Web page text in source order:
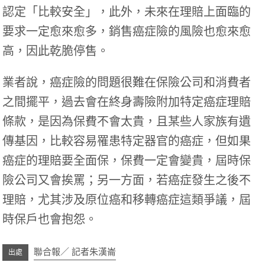
認定「比較安全」，此外，未來在理賠上面臨的
要求一定愈來愈多，銷售癌症險的風險也愈來愈
高，因此乾脆停售。
業者說，癌症險的問題很難在保險公司和消費者
之間擺平，過去會在終身壽險附加特定癌症理賠
條款，是因為保費不會太貴，且某些人家族有遺
傳基因，比較容易罹患特定器官的癌症，但如果
癌症的理賠要全面保，保費一定會變貴，屆時保
險公司又會挨罵；另一方面，若癌症發生之後不
理賠，尤其涉及原位癌和移轉癌症這類爭議，屆
時保戶也會抱怨。
聯合報／ 記者朱漢崙